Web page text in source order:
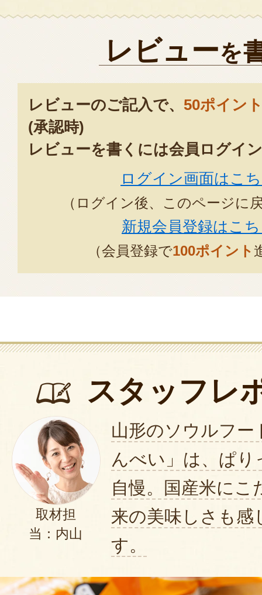
レビューを
レビューのご記入で、 50ポイン
(承認時)
レビューを書くには会員ログイ
ログイン画面はこ
（ログイン後、このページに
新規会員登録はこ
（会員登録で100ポイント
スタッフレ
取材担
当：内山
山形のソウルフー
んべい」は、ぱり
自慢。国産米にこ
来の美味しさも感
す。